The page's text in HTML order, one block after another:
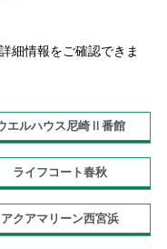
細情報をご確認できま
エルハウス尼崎Ⅱ番館
ライフコート春秋
アクアマリーン西宮浜